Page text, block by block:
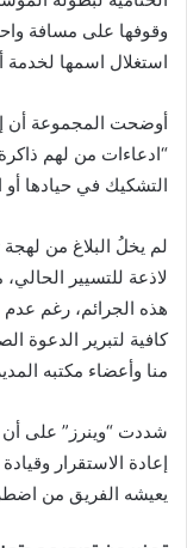
وقوفها على مسافة
استغلال اسمها لخدمة
أوضحت المجموعة أن
“ادعاءات من لهم
التشكيك في حيادها
لم يخلُ البلاغ من
لاذعة للتسيير
هذه الجرائم، رغم
كافية لتبرير الدعوة
منا وأعضاء مكتبه
شددت “وينرز” على أن
إعادة الاستقرار
يعيشه الفريق من